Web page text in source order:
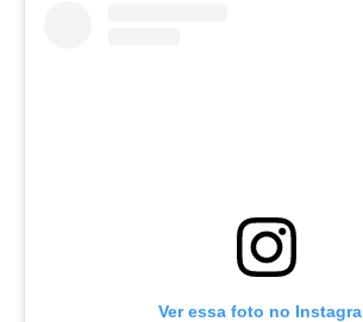
Ver essa foto no